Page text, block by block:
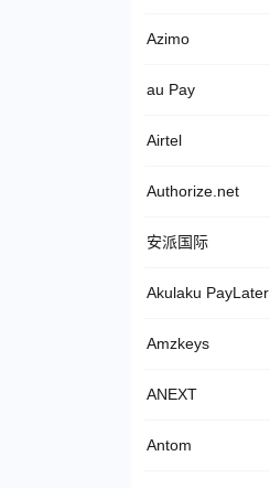
Azimo
au Pay
Airtel
Authorize.net
安派国际
Akulaku PayLater
Amzkeys
ANEXT
Antom